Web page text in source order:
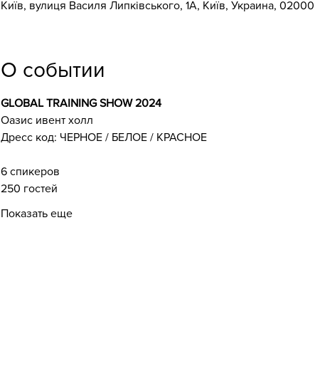
Київ, вулиця Василя Липківського, 1А, Київ, Украина, 02000
О событии
GLOBAL TRAINING SHOW 2024
Оазис ивент холл
Дресс код: ЧЕРНОЕ / БЕЛОЕ / КРАСНОЕ
6 спикеров
250 гостей
Показать еще